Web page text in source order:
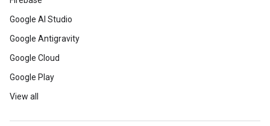
Google AI Studio
Google Antigravity
Google Cloud
Google Play
View all